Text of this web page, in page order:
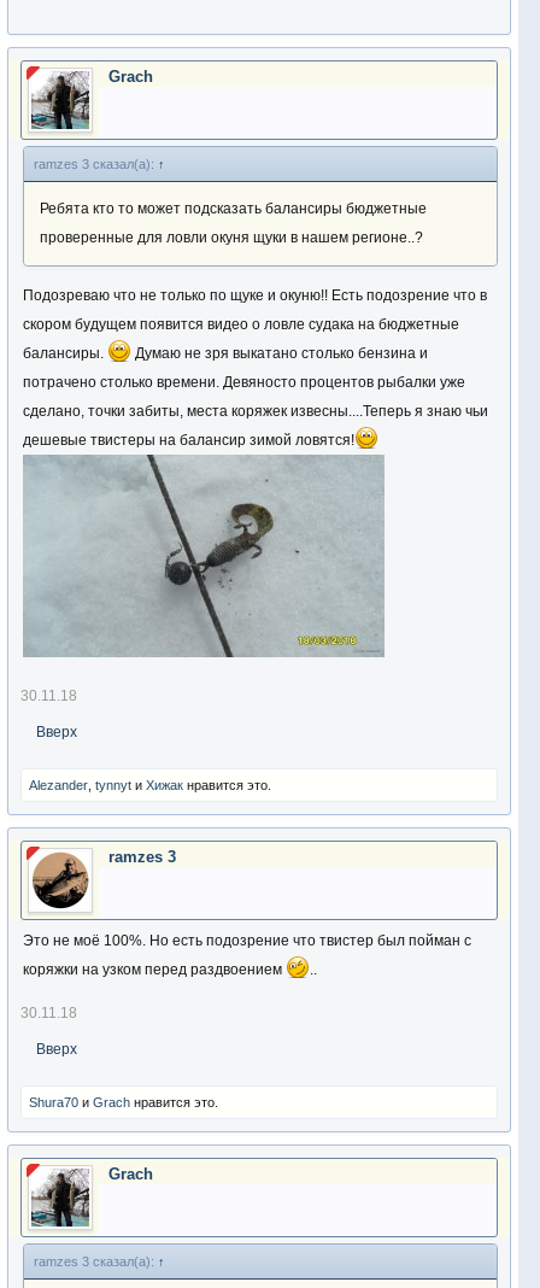
Grach
ramzes 3 сказал(а): ↑
Ребята кто то может подсказать балансиры бюджетные
проверенные для ловли окуня щуки в нашем регионе..?
Подозреваю что не только по щуке и окуню!! Есть подозрение что в
скором будущем появится видео о ловле судака на бюджетные
балансиры.
Думаю не зря выкатано столько бензина и
потрачено столько времени. Девяносто процентов рыбалки уже
сделано, точки забиты, места коряжек извесны....Теперь я знаю чьи
дешевые твистеры на балансир зимой ловятся!
30.11.18
Вверх
Alezander tynnyt и Хижак нравится это.
ramzes 3
Это не моё 100%. Но есть подозрение что твистер был пойман с
коряжки на узком перед раздвоением
..
30.11.18
Вверх
Shura70 и Grach нравится это.
Grach
ramzes 3 сказал(а): ↑